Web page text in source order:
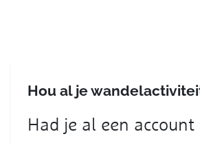
Hou al je
Had je al een